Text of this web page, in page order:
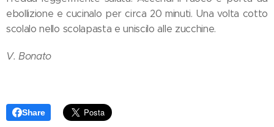
ebollizione e cucinalo per circa 20 minuti. Una volta cotto
scolalo nello scolapasta e uniscilo alle zucchine.
V. Bonato
Share